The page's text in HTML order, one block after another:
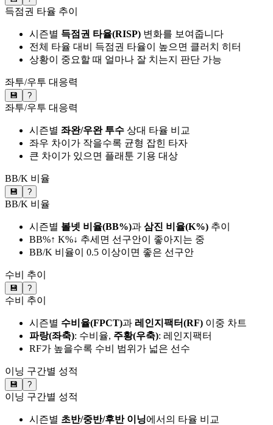
득점권 타율 추이
시즌별 득점권 타율(RISP) 변화를 보여줍니다
전체 타율 대비 득점권 타율이 높으면 클러치 히터
상황이 중요할 때 얼마나 잘 치는지 판단 가능
좌투/우투 대응력
💾 ?
좌투/우투 대응력
시즌별 좌완/우완 투수 상대 타율 비교
좌우 차이가 작을수록 균형 잡힌 타자
큰 차이가 있으면 플래툰 기용 대상
BB/K 비율
💾 ?
BB/K 비율
시즌별 볼넷 비율(BB%)과 삼진 비율(K%) 추이
BB%↑ K%↓ 추세면 선구안이 좋아지는 중
BB/K 비율이 0.5 이상이면 좋은 선구안
수비 추이
💾 ?
수비 추이
시즌별 수비율(FPCT)과 레인지팩터(RF) 이중 차트
파랑(좌축): 수비율, 주황(우축): 레인지팩터
RF가 높을수록 수비 범위가 넓은 선수
이닝 구간별 성적
💾 ?
이닝 구간별 성적
시즌별 초반/중반/후반 이닝에서의 타율 비교